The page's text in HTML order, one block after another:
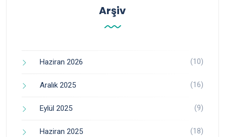
Arşiv
Haziran 2026 (10)
Aralık 2025 (16)
Eylül 2025 (9)
Haziran 2025 (18)